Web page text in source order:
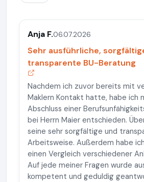
Anja F.06.07.2026
Sehr ausführliche,
transparente BU-Beratung
Nachdem ich zuvor bereits mit
Maklern Kontakt hatte, habe ich
Abschluss einer
bei Herrn Maier entschieden.
seine sehr sorgfältige und
Arbeitsweise. Außerdem habe
einen Vergleich verschiedener
Auf jede meiner Fragen wurde
kompetent und geduldig